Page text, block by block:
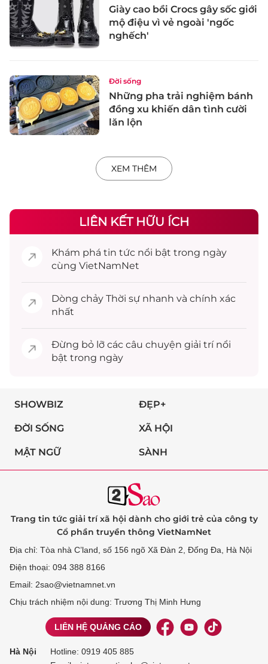
Giày cao bồi Crocs gây sốc giới
mộ điệu vì vẻ ngoài 'ngốc
nghếch'
Đời sống
Những pha trải nghiệm bánh
đồng xu khiến dân tình cười
lăn lộn
XEM THÊM
LIÊN KẾT HỮU ÍCH
Khám phá tin tức nổi bật trong ngày
cùng VietNamNet
Dòng chảy Thời sự nhanh và chính xác
nhất
Đừng bỏ lỡ các câu chuyện giải trínổi
bật trong ngày
SHOWBIZ ĐẸP+
ĐỜI SỐNG XÃ HỘI
MẬT NGỮ SÀNH
Trang tin tức giải trí xã hội dành cho giới trẻ của công ty
Cổ phần truyền thông VietNamNet
Địa chỉ: Tòa nhà C’land, số 156 ngõ Xã Đàn 2, Đống Đa, Hà Nội
Điện thoại: 094 388 8166
Email: 2sao@vietnamnet.vn
Chịu trách nhiệm nội dung: Trương Thị Minh Hưng
LIÊN HỆ QUẢNG CÁO
Hà Nội Hotline: 0919 405 885